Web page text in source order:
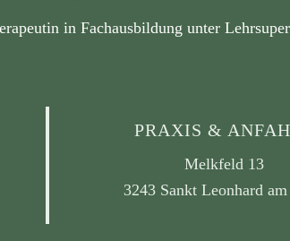
in Fachausbildung unter
PRAXIS &
Melkfeld 13
3243 Sankt Leonhard